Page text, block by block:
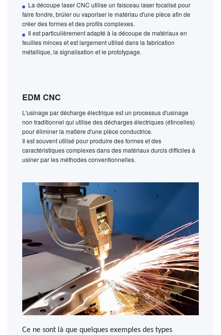
La découpe laser CNC utilise un faisceau laser focalisé pour
faire fondre, brûler ou vaporiser le matériau d'une pièce afin de
créer des formes et des profils complexes.
Il est particulièrement adapté à la découpe de matériaux en
feuilles minces et est largement utilisé dans la fabrication
métallique, la signalisation et le prototypage.
EDM CNC
L'usinage par décharge électrique est un processus d'usinage
non traditionnel qui utilise des décharges électriques (étincelles)
pour éliminer la matière d'une pièce conductrice.
Il est souvent utilisé pour produire des formes et des
caractéristiques complexes dans des matériaux durcis difficiles à
usiner par les méthodes conventionnelles.
Ce ne sont là que quelques exemples des types